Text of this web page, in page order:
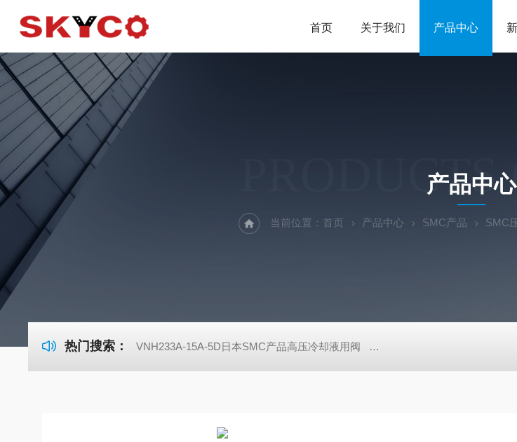
首页 关于我们 产品中心
PRODUCTS
产品中心
当前位置： 首页 产品中心 SMC产品 SMC
热门搜索： VNH233A-15A-5D日本SMC产品高压冷却液用阀 MVSD-180-4E1-AC220V代理